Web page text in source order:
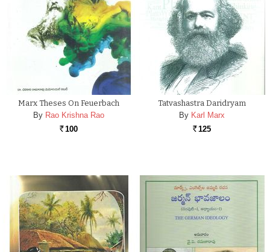
Marx Theses On Feuerbach
By Rao Krishna Rao
Rs. 100
Tatvashastra Daridryam
By Karl Marx
Rs. 125